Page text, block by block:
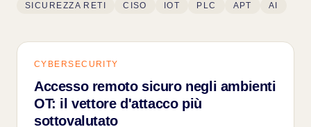
SICUREZZA RETI
CISO IOT PLC APT AI
CYBERSECURITY
Accesso remoto sicuro negli ambienti
OT: il vettore d'attacco più
sottovalutato